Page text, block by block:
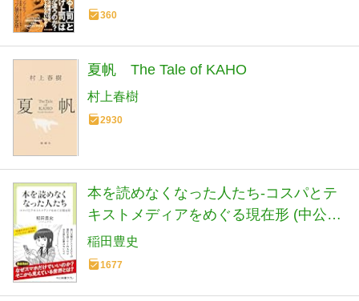
360
夏帆 The Tale of KAHO
村上春樹
2930
本を読めなくなった人たち-コスパとテ
キストメディアをめぐる現在形 (中公新
書ラクレ 861)
稲田豊史
1677